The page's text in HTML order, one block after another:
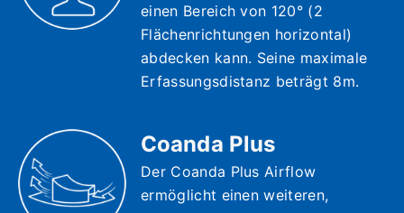
einen Bereich von 120° (2
Flächenrichtungen horizontal)
abdecken kann. Seine maximale
Erfassungsdistanz beträgt 8m.
Coanda Plus
Der Coanda Plus Airflow
ermöglicht einen weiteren,